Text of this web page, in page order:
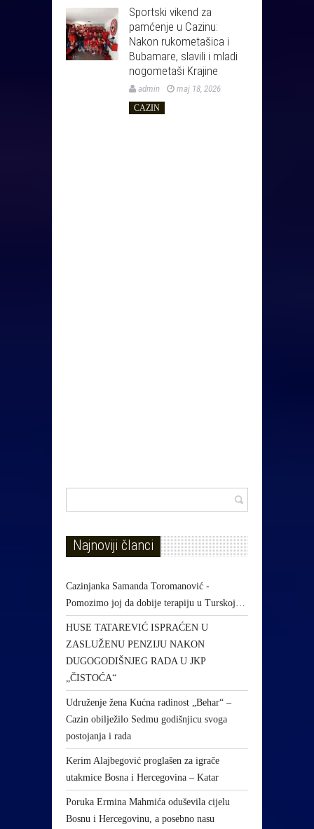
Sportski vikend za
pamćenje u Cazinu:
Nakon rukometašica i
Bubamare, slavili i mladi
nogometaši Krajine
admin maj 18, 2026
CAZIN
Najnoviji članci
Cazinjanka Samanda Toromanović -
Pomozimo joj da dobije terapiju u Turskoj…
HUSE TATAREVIĆ ISPRAĆEN U
ZASLUŽENU PENZIJU NAKON
DUGOGODIŠNJEG RADA U JKP
„ČISTOĆA“
Udruženje žena Kućna radinost „Behar“ –
Cazin obilježilo Sedmu godišnjicu svoga
postojanja i rada
Kerim Alajbegović proglašen za igrače
utakmice Bosna i Hercegovina – Katar
Poruka Ermina Mahmića oduševila cijelu
Bosnu i Hercegovinu, a posebno nasu